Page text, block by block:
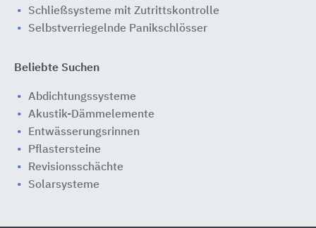
Schließsysteme mit Zutrittskontrolle
Selbstverriegelnde Panikschlösser
Beliebte Suchen
Abdichtungssysteme
Akustik-Dämmelemente
Entwässerungsrinnen
Pflastersteine
Revisionsschächte
Solarsysteme